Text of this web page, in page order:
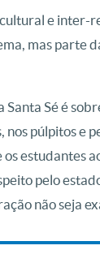
e inter-
mas parte
Sé é
nos púlpitos e
estudantes
pelo
não seja